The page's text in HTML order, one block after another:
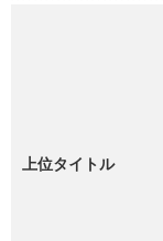
上位タイトル